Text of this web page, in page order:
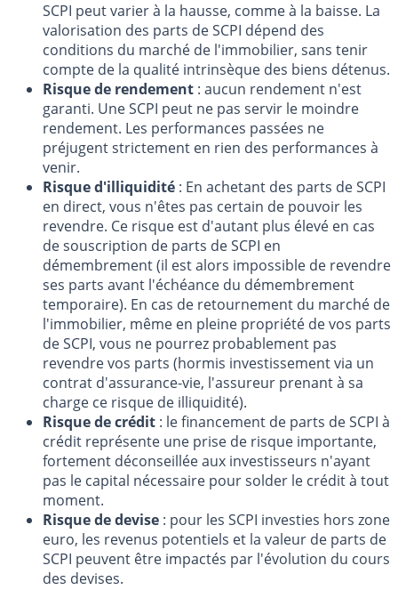
SCPI peut varier à la hausse, comme à la baisse. La
valorisation des parts de SCPI dépend des
conditions du marché de l'immobilier, sans tenir
compte de la qualité intrinsèque des biens détenus.
Risque de rendement : aucun rendement n'est
garanti. Une SCPI peut ne pas servir le moindre
rendement. Les performances passées ne
préjugent strictement en rien des performances à
venir.
Risque d'illiquidité : En achetant des parts de SCPI
en direct, vous n'êtes pas certain de pouvoir les
revendre. Ce risque est d'autant plus élevé en cas
de souscription de parts de SCPI en
démembrement (il est alors impossible de revendre
ses parts avant l'échéance du démembrement
temporaire). En cas de retournement du marché de
l'immobilier, même en pleine propriété de vos parts
de SCPI, vous ne pourrez probablement pas
revendre vos parts (hormis investissement via un
contrat d'assurance-vie, l'assureur prenant à sa
charge ce risque de illiquidité).
Risque de crédit : le financement de parts de SCPI à
crédit représente une prise de risque importante,
fortement déconseillée aux investisseurs n'ayant
pas le capital nécessaire pour solder le crédit à tout
moment.
Risque de devise : pour les SCPI investies hors zone
euro, les revenus potentiels et la valeur de parts de
SCPI peuvent être impactés par l'évolution du cours
des devises.